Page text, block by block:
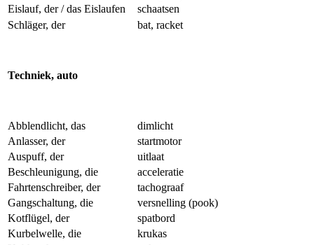
Eislauf, der / das Eislaufen
schaatsen
Schläger, der
bat, racket
Techniek, auto
Abblendlicht, das
dimlicht
Anlasser, der
startmotor
Auspuff, der
uitlaat
Beschleunigung, die
acceleratie
Fahrtenschreiber, der
tachograaf
Gangschaltung, die
versnelling (pook)
Kotflügel, der
spatbord
Kurbelwelle, die
krukas